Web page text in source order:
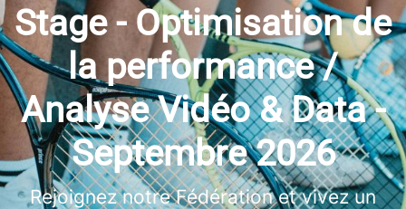
Stage - Optimisation de
la performance /
Analyse Vidéo & Data -
Septembre 2026
Rejoignez notre Fédération et vivez un